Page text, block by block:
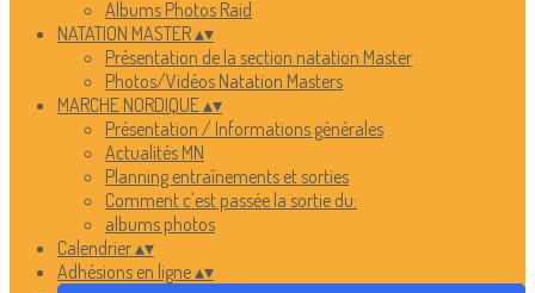
Albums Photos Raid
NATATION MASTER▴▾
Présentation de la section natation Master
Photos/Vidéos Natation Masters
MARCHE NORDIQUE▴▾
Présentation / Informations générales
Actualités MN
Planning entraînements et sorties
Comment c'est passée la sortie du:
albums photos
Calendrier▴▾
Adhésions en ligne▴▾